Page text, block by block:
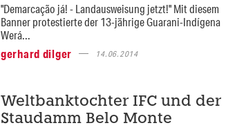
"Demarcação já! - Landausweisung jetzt!" Mit diesem
Banner protestierte der 13-jährige Guarani-Indígena
Werá...
gerhard dilger
14.06.2014
Weltbanktochter IFC und der
Staudamm Belo Monte